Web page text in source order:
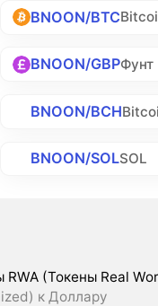
BNOON/BTC
BNOON/GBPФунт
BNOON/BCH
BNOON/SOLSOL
RWA (Токены Real
к Доллару